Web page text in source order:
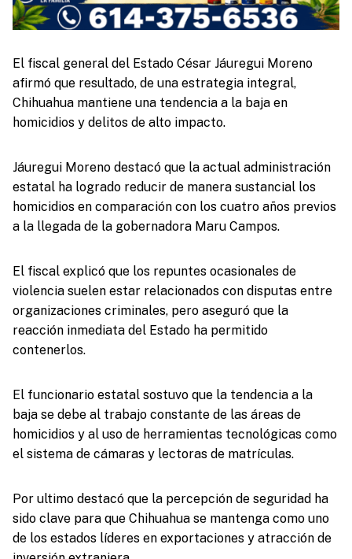
El fiscal general del Estado César Jáuregui Moreno
afirmó que resultado, de una estrategia integral,
Chihuahua mantiene una tendencia a la baja en
homicidios y delitos de alto impacto.
Jáuregui Moreno destacó que la actual administración
estatal ha logrado reducir de manera sustancial los
homicidios en comparación con los cuatro años previos
a la llegada de la gobernadora Maru Campos.
El fiscal explicó que los repuntes ocasionales de
violencia suelen estar relacionados con disputas entre
organizaciones criminales, pero aseguró que la
reacción inmediata del Estado ha permitido
contenerlos.
El funcionario estatal sostuvo que la tendencia a la
baja se debe al trabajo constante de las áreas de
homicidios y al uso de herramientas tecnológicas como
el sistema de cámaras y lectoras de matrículas.
Por ultimo destacó que la percepción de seguridad ha
sido clave para que Chihuahua se mantenga como uno
de los estados líderes en exportaciones y atracción de